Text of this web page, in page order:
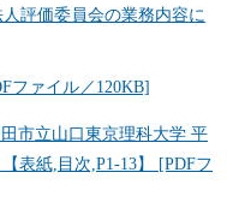
評価委員会の業務内容に
ファイル／120KB]
市立山口東京理科大学 平
表紙,目次,P1-13】 [PDFフ